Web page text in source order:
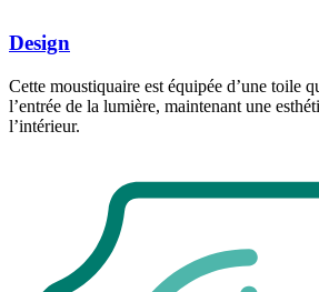
Design
Cette moustiquaire est équipée d’une toile
l’entrée de la lumière, maintenant une
l’intérieur.